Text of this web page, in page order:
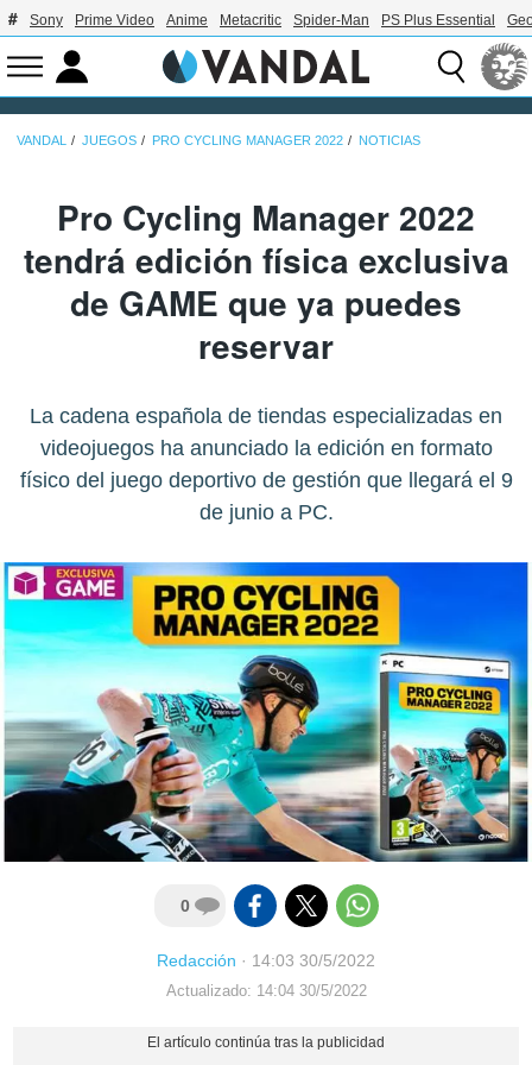
Sony Prime Video Anime Metacritic Spider-Man PS Plus Essential
VANDAL JUEGOS PRO CYCLING MANAGER 2022 NOTICIAS
Pro Cycling Manager 2022
tendrá edición física exclusiva
de GAME que ya puedes
reservar
La cadena española de tiendas especializadas en
videojuegos ha anunciado la edición en formato
físico del juego deportivo de gestión que llegará el 9
de junio a PC.
0
Redacción · 14:03 30/5/2022
Actualizado: 14:04 30/5/2022